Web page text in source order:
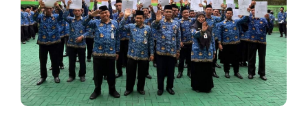
No Comments